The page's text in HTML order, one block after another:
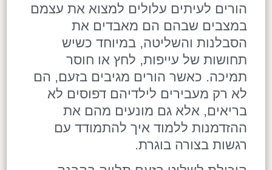
הורים לעיתים עלולים למצוא את עצמם
במצבים שבהם הם מאבדים את
הסבלנות והשליטה, במיוחד כשיש
תחושות של עייפות, לחץ או חוסר
תמיכה. כאשר הורים מגיבים בזעם, הם
לא רק מעבירים לילדיהם דפוסים לא
בריאים, אלא גם מונעים מהם את
ההזדמנות ללמוד איך להתמודד עם
רגשות בצורה בוגרת.